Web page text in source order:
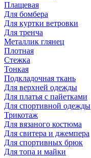
Плащевая
Для бомбера
Для куртки ветровки
Для тренча
Металлик глянец
Плотная
Стежка
Тонкая
Подкладочная ткань
Для верхней одежды
Для платья с пайетками
Для спортивной одежды
Трикотаж
Для вязаного костюма
Для свитера и джемпера
Для спортивных брюк
Для топа и майки